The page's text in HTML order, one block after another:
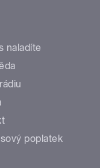
naladíte
poplatek